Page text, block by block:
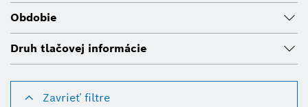
Obdobie
Druh tlačovej informácie
Zavrieť filtre